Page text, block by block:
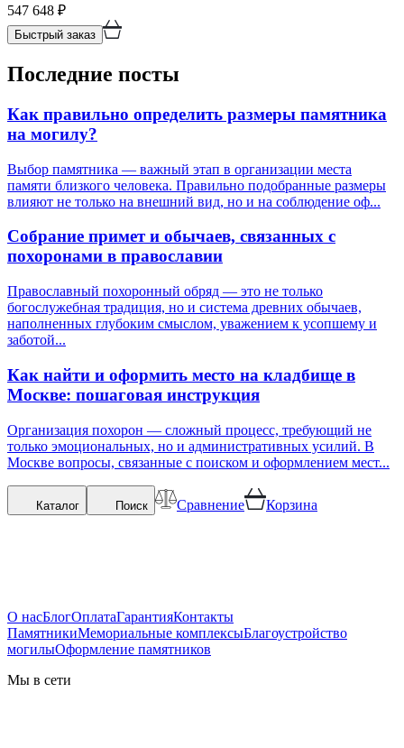
547 648 ₽
Быстрый заказ
Последние посты
Как правильно определить размеры памятника
на могилу?
Выбор памятника — важный этап в организации места
памяти близкого человека. Правильно подобранные размеры
влияют не только на внешний вид, но и на соблюдение оф...
Собрание примет и обычаев, связанных с
похоронами в православии
Православный похоронный обряд — это не только
богослужебная традиция, но и система древних обычаев,
наполненных глубоким смыслом, уважением к усопшему и
заботой...
Как найти и оформить место на кладбище в
Москве: пошаговая инструкция
Организация похорон — сложный процесс, требующий не
только эмоциональных, но и административных усилий. В
Москве вопросы, связанные с поиском и оформлением мест...
Каталог Поиск Сравнение Корзина
О насБлогОплатаГарантияКонтакты
ПамятникиМемориальные комплексыБлагоустройство
могилыОформление памятников
Мы в сети